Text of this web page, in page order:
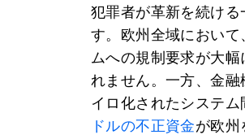
犯罪者が革新を続け
す。欧州全域において
ムへの規制要求が大
れません。一方、金
イロ化されたシステ
ドルの不正資金が欧州